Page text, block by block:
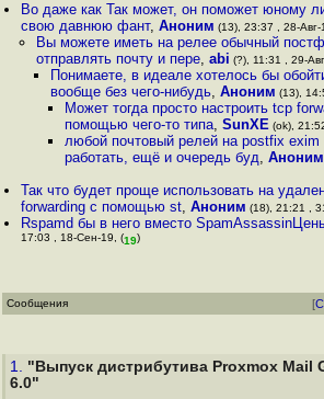
Во даже как Так может, он поможет юному
свою давнюю фант,Аноним (13), 23:37 , 28-Авг-
Вы можете иметь на релее обычный
отправлять почту и пере, abi (?), 11:31 , 29-
Понимаете, в идеале хотелось бы
вообще без чего-нибудь, Аноним (13),
Может тогда просто настроить tcp
помощью чего-то типа,SunXE (ok),
любой почтовый релей на postfix exim
работать, ещё и очередь буд,Аноним
Так что будет проще использовать на
forwarding с помощью st,Аноним (18), 21:21 ,
Rspamd бы в него вместо
17:03 , 18-Сен-19, (19)
Сообщения [
1. "Выпуск дистрибутива Proxmox Mail
6.0"